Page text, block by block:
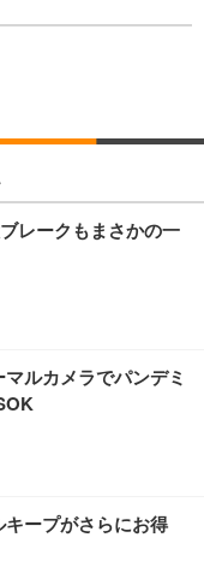
ブラック
チェア 疲れない テレ
90度跳ね上げ式アーム
ー付き 高反発クッシ
ュ ゲーミング/勉強/事
(ブラック)
チェア 疲れない テレ
ト 30度ロッキング機
90度跳ね上げ式アーム
ゲーミング/勉強/事
(ホワイト)
スクチェア 肘なし メ
ト付き 腰サポート ガ
スター付き コンパク
ター DualSense 充電
27インチ 液晶モニタ
非光沢 HDMI/DisplayP
調整 スイベル VESA対
】GRAPHT THE S
Essential ゲーミン
FHD 量子ドット 残
イトブルー)
ツ L 中型犬用 26枚入
ック) 【Amazon.co.jp
ーヤマ ペットシーツ
(x 1) (ケース販売)
ツ 超厚型 お徳用 レギ
限定】
レークもまさかの一
ルカメラでパンデミ
ープがさらにお得